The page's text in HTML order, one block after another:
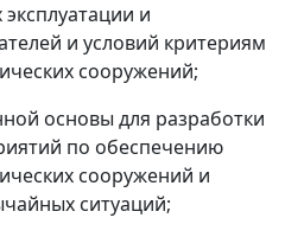
и
и условий критериям
сооружений;
основы для разработки
по обеспечению
сооружений и
ситуаций;